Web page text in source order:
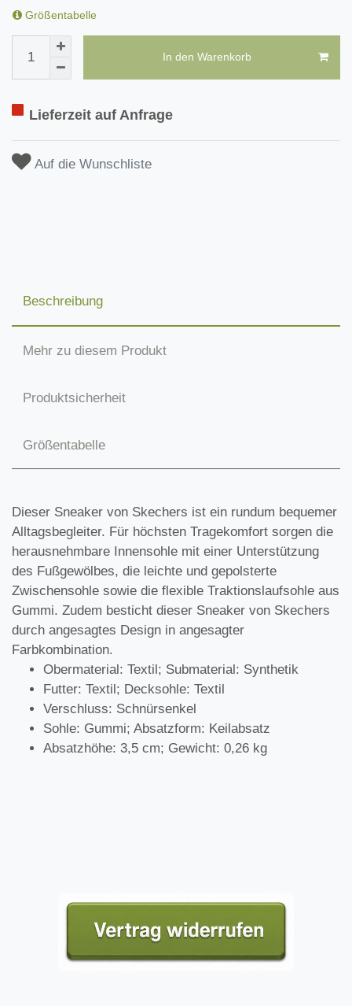
Größentabelle
In den Warenkorb
Lieferzeit auf Anfrage
Auf die Wunschliste
Beschreibung
Mehr zu diesem Produkt
Produktsicherheit
Größentabelle
Dieser Sneaker von Skechers ist ein rundum bequemer
Alltagsbegleiter. Für höchsten Tragekomfort sorgen die
herausnehmbare Innensohle mit einer Unterstützung
des Fußgewölbes, die leichte und gepolsterte
Zwischensohle sowie die flexible Traktionslaufsohle aus
Gummi. Zudem besticht dieser Sneaker von Skechers
durch angesagtes Design in angesagter
Farbkombination.
Obermaterial: Textil; Submaterial: Synthetik
Futter: Textil; Decksohle: Textil
Verschluss: Schnürsenkel
Sohle: Gummi; Absatzform: Keilabsatz
Absatzhöhe: 3,5 cm; Gewicht: 0,26 kg